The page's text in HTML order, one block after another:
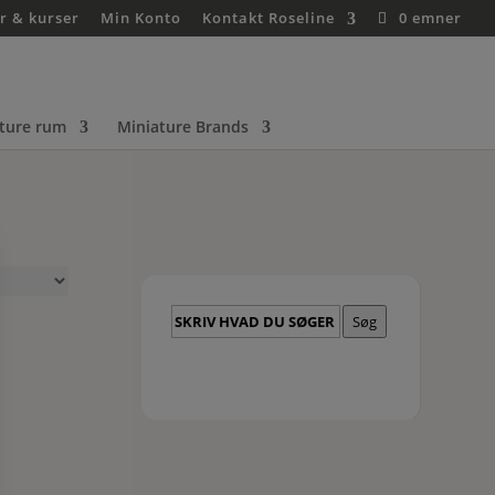
& kurser Min Konto Kontakt Roseline 0 emner
rum Miniature Brands
Skriv
hvad
Søg